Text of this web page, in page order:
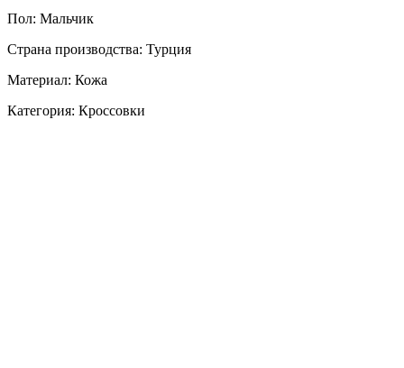
Пол: Мальчик
Страна производства: Турция
Материал: Кожа
Категория: Кроссовки